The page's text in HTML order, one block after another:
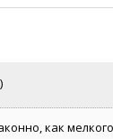
как